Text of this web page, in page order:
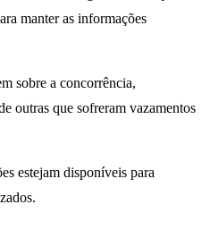
manter as informações
sobre a concorrência,
outras que sofreram vazamentos
estejam disponíveis para